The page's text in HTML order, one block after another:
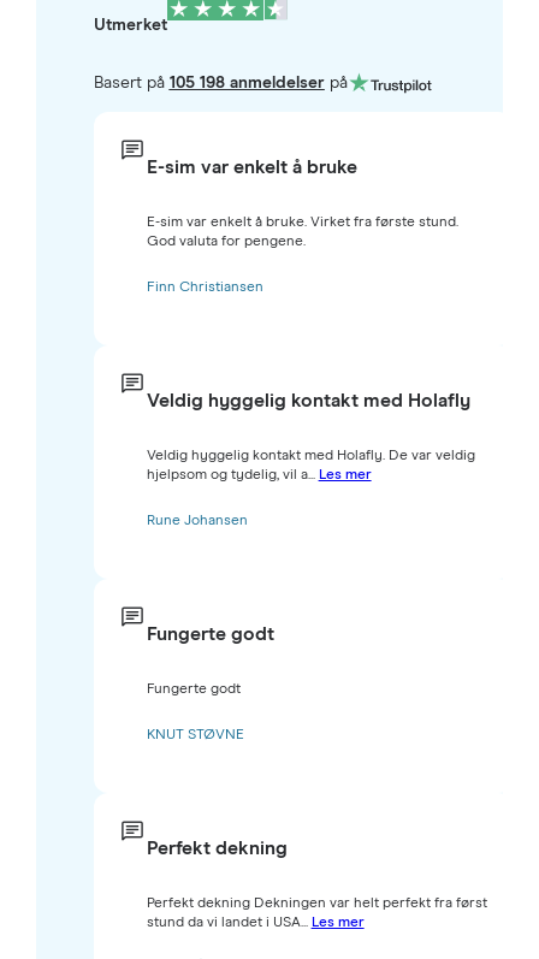
Utmerket
Basert på 105 198 anmeldelserpå
E-sim var enkelt å bruke
E-sim var enkelt å bruke. Virket fra første stund.
God valuta for pengene.
Finn Christiansen
Veldig hyggelig kontakt med Holafly
Veldig hyggelig kontakt med Holafly. De var veldig
hjelpsom og tydelig, vil a... Les mer
Rune Johansen
Fungerte godt
Fungerte godt
KNUT STØVNE
Perfekt dekning
Perfekt dekning Dekningen var helt perfekt fra først
stund da vi landet i USA... Les mer